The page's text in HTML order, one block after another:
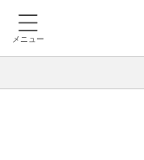
メニュー